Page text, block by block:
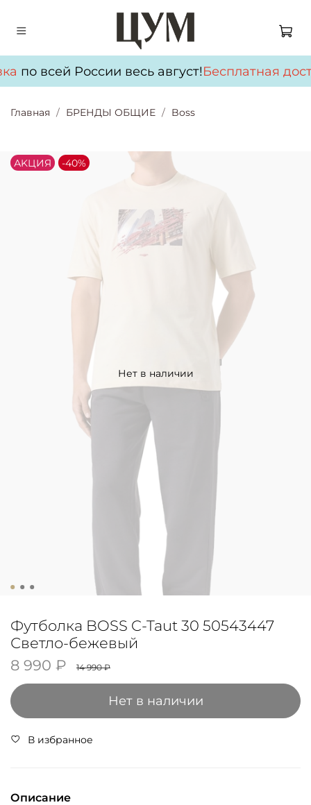
по всей России весь август!Бесплатная
Главная БРЕНДЫ ОБЩИЕ Boss
Нет в наличии
АKЦИЯ -40%
Футболка BOSS C-Taut 30 50543447
Светло-бежевый
8 990 ₽
14 990 ₽
Нет в наличии
В избранное
Описание